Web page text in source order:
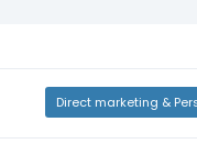
Direct marketing &